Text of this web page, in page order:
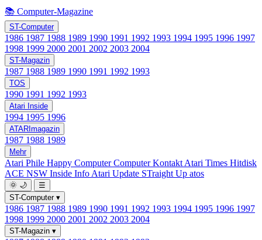
📚 Computer-Magazine
ST-Computer
1986 1987 1988 1989 1990 1991 1992 1993 1994 1995 1996 1997
1998 1999 2000 2001 2002 2003 2004
ST-Magazin
1987 1988 1989 1990 1991 1992 1993
TOS
1990 1991 1992 1993
Atari Inside
1994 1995 1996
ATARImagazin
1987 1988 1989
Mehr
Atari Phile Happy ComputerComputer Kontakt Atari Times Hitdisk
ACE NSW Inside Info Atari Update STraight Up atos
🌞 🌙
☰
ST-Computer ▾
1986 1987 1988 1989 1990 1991 1992 1993 1994 1995 1996 1997
1998 1999 2000 2001 2002 2003 2004
ST-Magazin ▾